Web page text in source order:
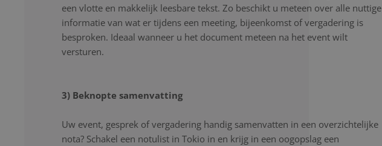
een vlotte en makkelijk leesbare tekst. Zo beschikt u meteen over alle nuttige
informatie van wat er tijdens een meeting, bijeenkomst of vergadering is
besproken. Ideaal wanneer u het document meteen na het event wilt
versturen.
3) Beknopte samenvatting
Uw event, gesprek of vergadering handig samenvatten in een overzichtelijke
nota? Schakel een notulist in Tokio in en krijg in een oogopslag een